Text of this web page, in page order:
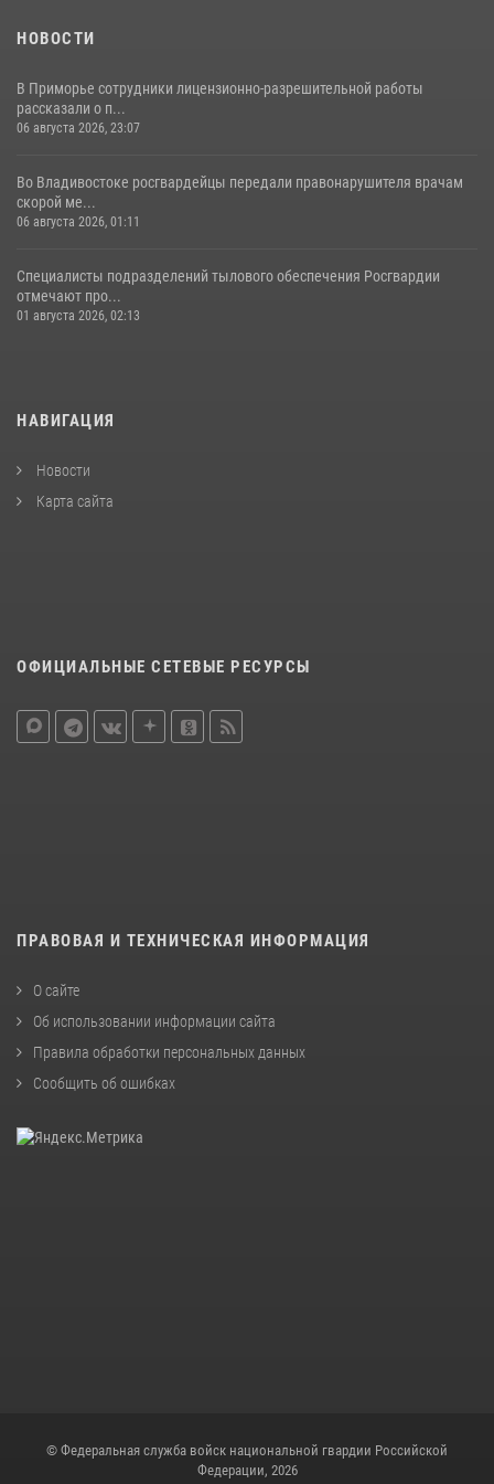
НОВОСТИ
В Приморье сотрудники лицензионно-разрешительной работы
рассказали о п...
06 августа 2026, 23:07
Во Владивостоке росгвардейцы передали правонарушителя врачам
скорой ме...
06 августа 2026, 01:11
Специалисты подразделений тылового обеспечения Росгвардии
отмечают про...
01 августа 2026, 02:13
НАВИГАЦИЯ
Новости
Карта сайта
ОФИЦИАЛЬНЫЕ СЕТЕВЫЕ РЕСУРСЫ
ПРАВОВАЯ И ТЕХНИЧЕСКАЯ ИНФОРМАЦИЯ
О сайте
Об использовании информации сайта
Правила обработки персональных данных
Сообщить об ошибках
© Федеральная служба войск национальной гвардии Российской
Федерации, 2026